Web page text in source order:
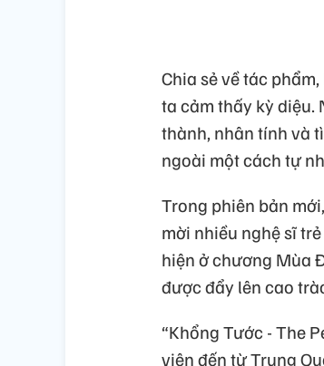
Chia sẻ về tác
ta cảm thấy kỳ diệu.
thành, nhân tính và
ngoài một cách tự
Trong phiên bản
mời nhiều nghệ sĩ
hiện ở chương Mùa
được đẩy lên cao
“Khổng Tước - The
viên đến từ Trung